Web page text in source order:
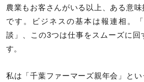
農業もお客さんがいる以上、ある意
です。ビジネスの基本は報連相。
談」、この3つは仕事をスムーズに回
す。
私は「千葉ファーマーズ親年会」と